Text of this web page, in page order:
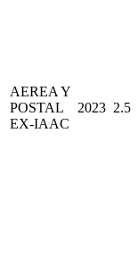
AEREA Y
POSTAL
EX-IAAC
2023 2.5